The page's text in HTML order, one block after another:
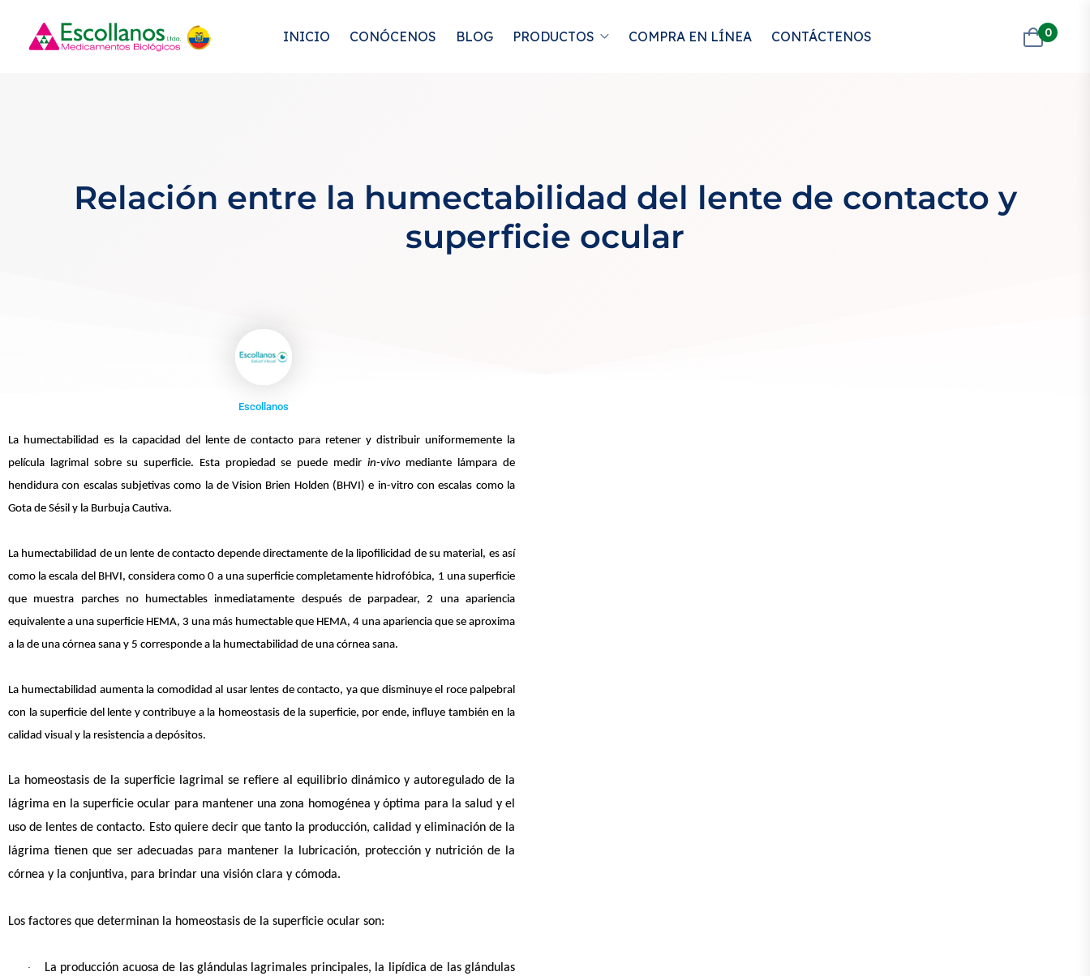
INICIO CONÓCENOS BLOG PRODUCTOS COMPRA EN LÍNEA CONTÁCTENOS 0
Relación entre la humectabilidad del lente de contacto y
superficie ocular
Escollanos
La humectabilidad es la capacidad del lente de contacto para retener y distribuir uniformemente la
película lagrimal sobre su superficie. Esta propiedad se puede medir in-vivomediante lámpara de
hendidura con escalas subjetivas como la de Vision Brien Holden (BHVI) e in-vitro con escalas como la
Gota de Sésil y la Burbuja Cautiva.
La humectabilidad de un lente de contacto depende directamente de la lipofilicidad de su material, es así
como la escala del BHVI, considera como 0 a una superficie completamente hidrofóbica, 1 una superficie
que muestra parches no humectables inmediatamente después de parpadear, 2 una apariencia
equivalente a una superficie HEMA, 3 una más humectable que HEMA, 4 una apariencia que se aproxima
a la de una córnea sana y 5 corresponde a la humectabilidad de una córnea sana.
La humectabilidad aumenta la comodidad al usar lentes de contacto, ya que disminuye el roce palpebral
con la superficie del lente y contribuye a la homeostasis de la superficie, por ende, influye también en la
calidad visual y la resistencia a depósitos.
La homeostasis de la superficie lagrimal se refiere al equilibrio dinámico y autoregulado de la
lágrima en la superficie ocular para mantener una zona homogénea y óptima para la salud y el
uso de lentes de contacto. Esto quiere decir que tanto la producción, calidad y eliminación de la
lágrima tienen que ser adecuadas para mantener la lubricación, protección y nutrición de la
córnea y la conjuntiva, para brindar una visión clara y cómoda.
Los factores que determinan la homeostasis de la superficie ocular son:
·
La producción acuosa de las glándulas lagrimales principales, la lipídica de las glándulas